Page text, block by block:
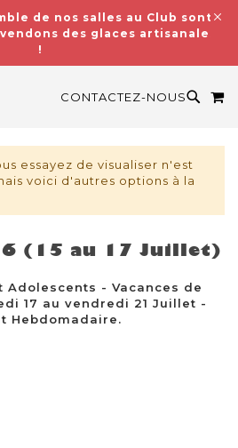
de nos salles au Club sont
des glaces artisanales
!
CONTACTEZ-NOUS
essayez de visualiser n'est
voici d'autres options à la
(15 au 17 Juillet)
Adolescents - Vacances de
17 au vendredi 21 Juillet -
Hebdomadaire.